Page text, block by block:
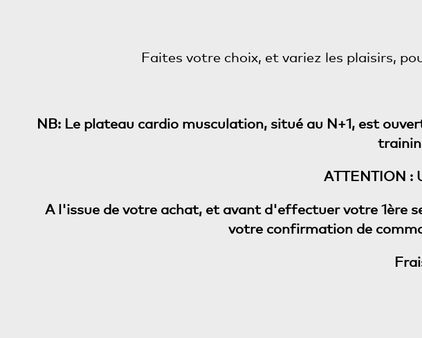
Faites votre choix, et variez les plaisirs,
NB: Le plateau cardio musculation, situé au N+1, est
ATTENTION :
A l'issue de votre achat, et avant d'effectuer votre 1ère
votre confirmation de